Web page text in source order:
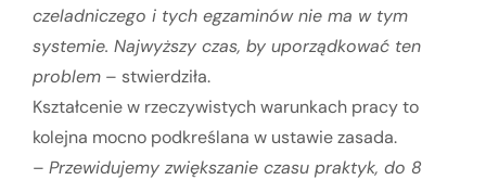
czeladniczego i tych egzaminów nie ma w tym
systemie. Najwyższy czas, by uporządkować ten
problem – stwierdziła.
Kształcenie w rzeczywistych warunkach pracy to
kolejna mocno podkreślana w ustawie zasada.
– Przewidujemy zwiększanie czasu praktyk, do 8